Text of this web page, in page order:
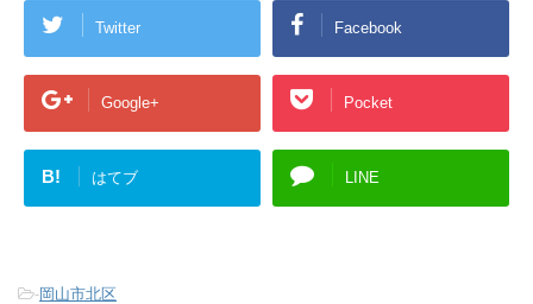
Twitter Facebook
Google+ Pocket
B! はてブ LINE
-岡山市北区